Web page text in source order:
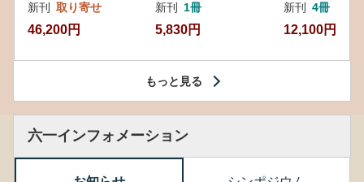
新刊 取り寄せ
46,200円
新刊 1冊
5,830円
新刊 4冊
12,100円
もっと見る
六一インフォメーション